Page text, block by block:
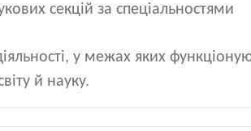
секцій за спеціальностями
у межах яких
й науку.